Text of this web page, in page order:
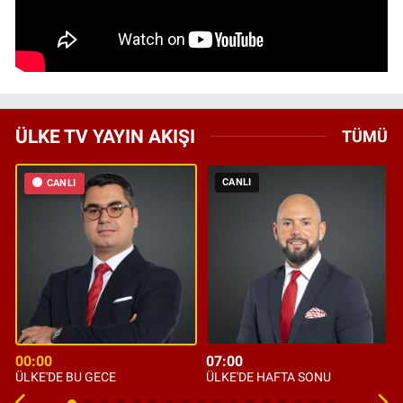
ÜLKE TV YAYIN AKIŞI TÜMÜ
CANLI
00:00
ÜLKE'DE BU GECE
CANLI
07:00
ÜLKE'DE HAFTA SONU